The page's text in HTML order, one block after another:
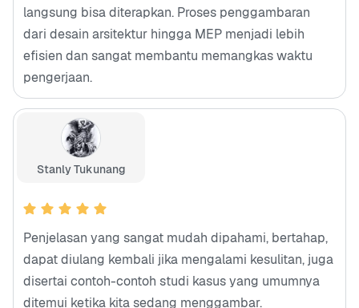
langsung bisa diterapkan. Proses penggambaran
dari desain arsitektur hingga MEP menjadi lebih
efisien dan sangat membantu memangkas waktu
pengerjaan.
Stanly Tukunang
Penjelasan yang sangat mudah dipahami, bertahap,
dapat diulang kembali jika mengalami kesulitan, juga
disertai contoh-contoh studi kasus yang umumnya
ditemui ketika kita sedang menggambar.